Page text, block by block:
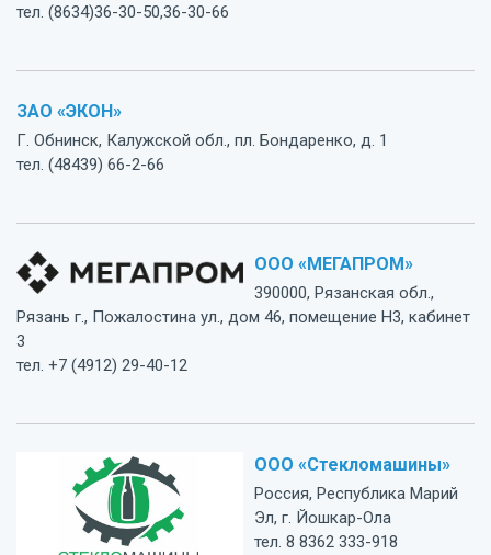
тел. (8634)36-30-50,36-30-66
ЗАО «ЭКОН»
Г. Обнинск, Калужской обл., пл. Бондаренко, д. 1
тел. (48439) 66-2-66
ООО «МЕГАПРОМ»
390000, Рязанская обл.,
Рязань г., Пожалостина ул., дом 46, помещение Н3, кабинет
3
тел. +7 (4912) 29-40-12
ООО «Стекломашины»
Россия, Республика Марий
Эл, г. Йошкар-Ола
тел. 8 8362 333-918